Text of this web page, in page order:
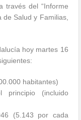
través del “Informe
de Salud y Familias,
hoy martes 16
habitantes)
principio (incluido
(5.143 por cada